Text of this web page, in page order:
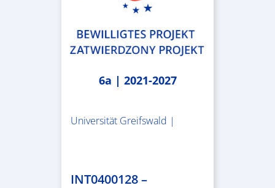
6a | 2021-2027
Universität Greifswald |
INT0400128 –